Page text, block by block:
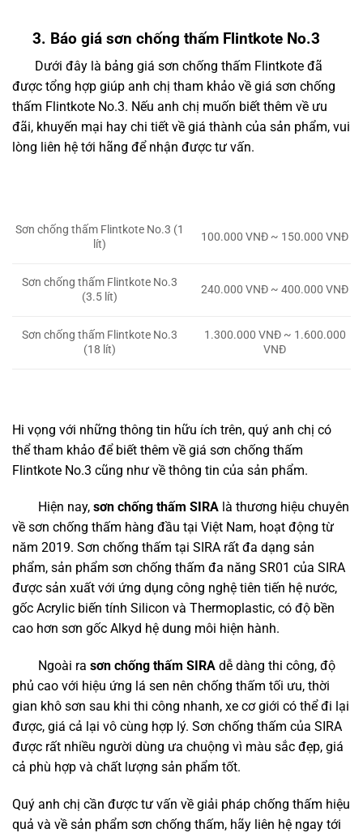
3. Báo giá sơn chống thấm Flintkote No.3
Dưới đây là bảng giá sơn chống thấm Flintkote đã
được tổng hợp giúp anh chị tham khảo về giá sơn chống
thấm Flintkote No.3. Nếu anh chị muốn biết thêm về ưu
đãi, khuyến mại hay chi tiết về giá thành của sản phẩm, vui
lòng liên hệ tới hãng để nhận được tư vấn.
Sơn chống thấm Flintkote No.3 (1
lít)
100.000 VNĐ ~ 150.000 VNĐ
Sơn chống thấm Flintkote No.3
(3.5 lít)
240.000 VNĐ ~ 400.000 VNĐ
Sơn chống thấm Flintkote No.3
(18 lít)
1.300.000 VNĐ ~ 1.600.000
VNĐ
Hi vọng với những thông tin hữu ích trên, quý anh chị có
thể tham khảo để biết thêm về giá sơn chống thấm
Flintkote No.3 cũng như về thông tin của sản phẩm.
Hiện nay, sơn chống thấm SIRA là thương hiệu chuyên
về sơn chống thấm hàng đầu tại Việt Nam, hoạt động từ
năm 2019. Sơn chống thấm tại SIRA rất đa dạng sản
phẩm, sản phẩm sơn chống thấm đa năng SR01 của SIRA
được sản xuất với ứng dụng công nghệ tiên tiến hệ nước,
gốc Acrylic biến tính Silicon và Thermoplastic, có độ bền
cao hơn sơn gốc Alkyd hệ dung môi hiện hành.
Ngoài ra sơn chống thấm SIRA dễ dàng thi công, độ
phủ cao với hiệu ứng lá sen nên chống thấm tối ưu, thời
gian khô sơn sau khi thi công nhanh, xe cơ giới có thể đi lại
được, giá cả lại vô cùng hợp lý. Sơn chống thấm của SIRA
được rất nhiều người dùng ưa chuộng vì màu sắc đẹp, giá
cả phù hợp và chất lượng sản phẩm tốt.
Quý anh chị cần được tư vấn về giải pháp chống thấm hiệu
quả và về sản phẩm sơn chống thấm, hãy liên hệ ngay tới